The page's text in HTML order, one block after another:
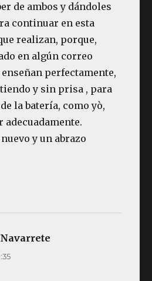
de ambos y dándoles
continuar en esta
realizan, porque,
en algún correo
perfectamente,
y sin prisa , para
la batería, como yò,
adecuadamente.
y un abrazo